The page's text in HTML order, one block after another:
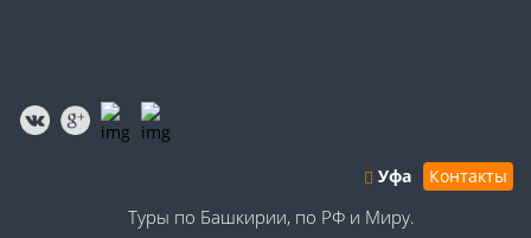
Уфа Контакты
Туры по Башкирии, по РФ и Миру.